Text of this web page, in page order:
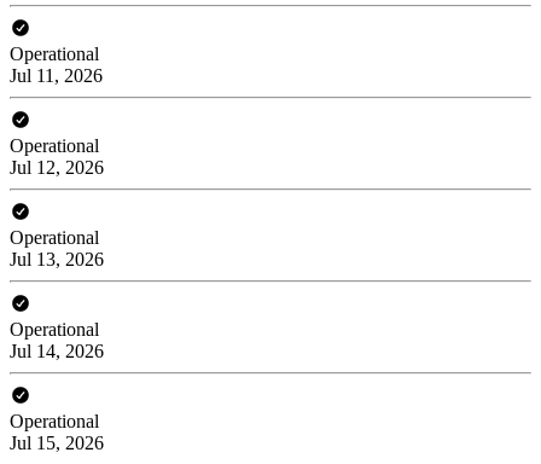
Operational
Jul 11, 2026
Operational
Jul 12, 2026
Operational
Jul 13, 2026
Operational
Jul 14, 2026
Operational
Jul 15, 2026